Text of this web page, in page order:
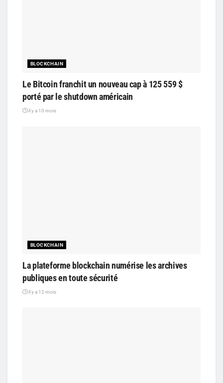
BLOCKCHAIN
Le Bitcoin franchit un nouveau cap à 125 559 $
porté par le shutdown américain
il y a 10 mois
BLOCKCHAIN
La plateforme blockchain numérise les archives
publiques en toute sécurité
il y a 12 mois